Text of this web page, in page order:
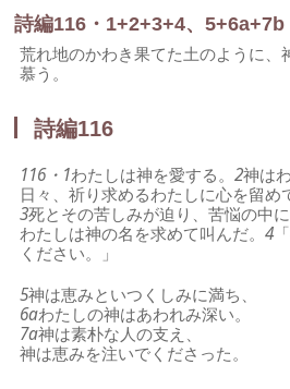
詩編116・1+2+3+4、5+6a+7b
荒れ地のかわき果てた土のように、
慕う。
詩編116
116・1わたしは神を愛する。2神は
日々、祈り求めるわたしに心を留め
3死とその苦しみが迫り、苦悩の中に
わたしは神の名を求めて叫んだ。4
ください。」
5神は恵みといつくしみに満ち、
6aわたしの神はあわれみ深い。
7a神は素朴な人の支え、
神は恵みを注いでくださった。